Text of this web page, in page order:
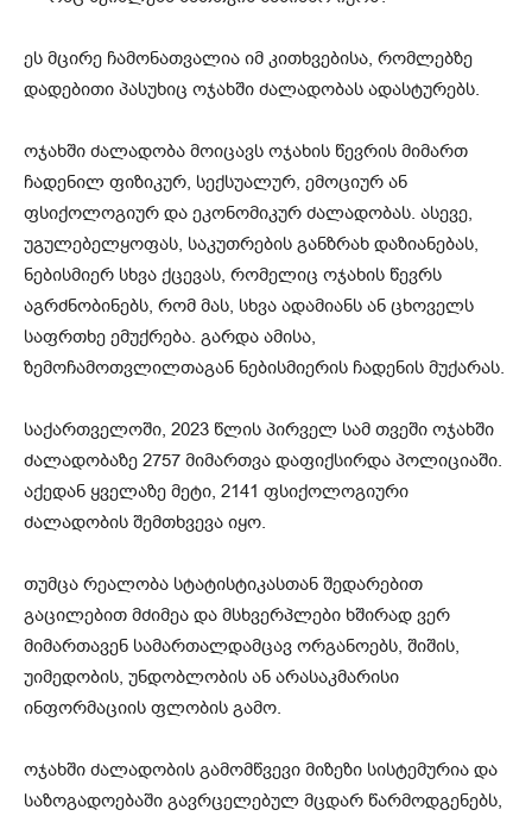
ეს მცირე ჩამონათვალია იმ კითხვებისა, რომლებზე
დადებითი პასუხიც ოჯახში ძალადობას ადასტურებს.
ოჯახში ძალადობა მოიცავს ოჯახის წევრის მიმართ
ჩადენილ ფიზიკურ, სექსუალურ, ემოციურ ან
ფსიქოლოგიურ და ეკონომიკურ ძალადობას. ასევე,
უგულებელყოფას, საკუთრების განზრახ დაზიანებას,
ნებისმიერ სხვა ქცევას, რომელიც ოჯახის წევრს
აგრძნობინებს, რომ მას, სხვა ადამიანს ან ცხოველს
საფრთხე ემუქრება. გარდა ამისა,
ზემოჩამოთვლილთაგან ნებისმიერის ჩადენის მუქარას.
საქართველოში, 2023 წლის პირველ სამ თვეში ოჯახში
ძალადობაზე 2757 მიმართვა დაფიქსირდა პოლიციაში.
აქედან ყველაზე მეტი, 2141 ფსიქოლოგიური
ძალადობის შემთხვევა იყო.
თუმცა რეალობა სტატისტიკასთან შედარებით
გაცილებით მძიმეა და მსხვერპლები ხშირად ვერ
მიმართავენ სამართალდამცავ ორგანოებს, შიშის,
უიმედობის, უნდობლობის ან არასაკმარისი
ინფორმაციის ფლობის გამო.
ოჯახში ძალადობის გამომწვევი მიზეზი სისტემურია და
საზოგადოებაში გავრცელებულ მცდარ წარმოდგენებს,